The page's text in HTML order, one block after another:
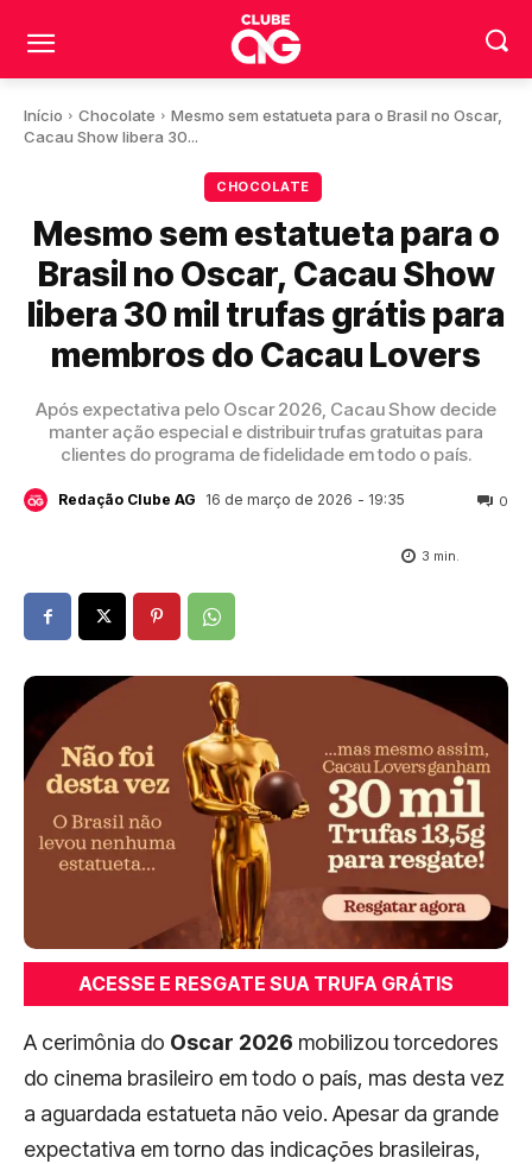
Início Chocolate
Mesmo sem estatueta para o Brasil no Oscar,
Cacau Show libera 30...
CHOCOLATE
Mesmo sem estatueta para o
Brasil no Oscar, Cacau Show
libera 30 mil trufas grátis para
membros do Cacau Lovers
Após expectativa pelo Oscar 2026, Cacau Show decide
manter ação especial e distribuir trufas gratuitas para
clientes do programa de fidelidade em todo o país.
Redação Clube AG 16 de março de 2026 - 19:35 0
3 min.
ACESSE E RESGATE SUA TRUFA GRÁTIS
A cerimônia do Oscar 2026 mobilizou torcedores
do cinema brasileiro em todo o país, mas desta vez
a aguardada estatueta não veio. Apesar da grande
expectativa em torno das indicações brasileiras,